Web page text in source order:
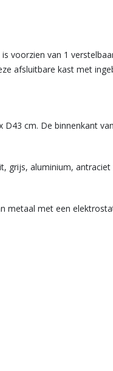
voorzien van 1
afsluitbare kast met
cm. De binnenkant
grijs, aluminium, antraciet
metaal met een